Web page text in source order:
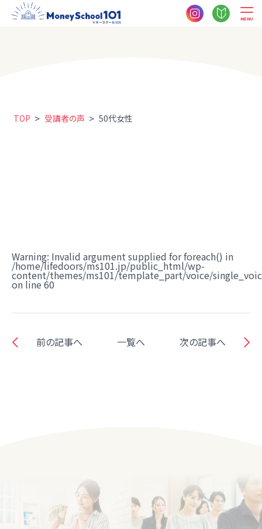
MENU
TOP > 受講者の声 > 50代女性
Warning: Invalid argument supplied for foreach() in
/home/lifedoors/ms101.jp/public_html/wp-
content/themes/ms101/template_part/voice/
on line 60
前の記事へ 一覧へ 次の記事へ